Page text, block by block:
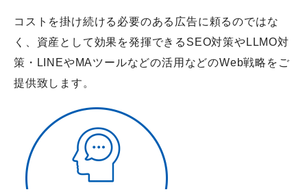
コストを掛け続ける必要のある広告に頼るのではな
く、資産として効果を発揮できるSEO対策やLLMO対
策・LINEやMAツールなどの活用などのWeb戦略をご
提供致します。